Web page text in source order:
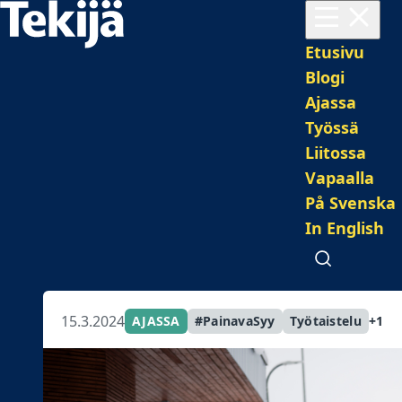
Etusivu
Blogi
Ajassa
Työssä
Liitossa
Vapaalla
På Svenska
In English
Avaa haku
15.3.2024 AJASSA #PainavaSyy Työtaistelu +1